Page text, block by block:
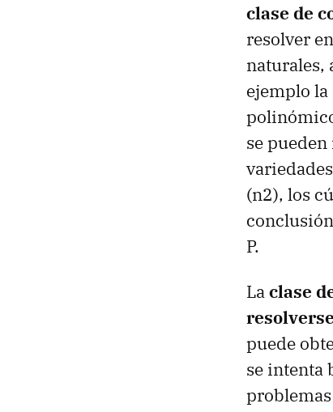
clase de
resolver
naturales,
ejemplo
se
(n2), los
P.
Laclase
resolverse
puede
se intenta